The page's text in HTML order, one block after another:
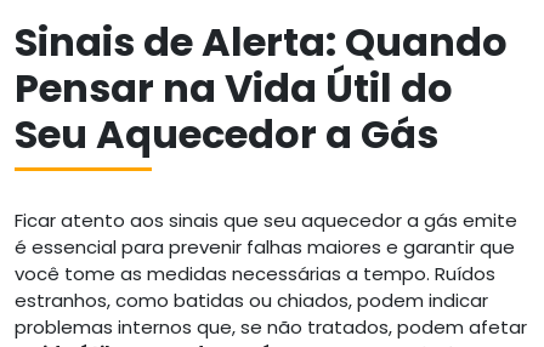
Sinais de Alerta: Quando
Pensar na Vida Útil do
Seu Aquecedor a Gás
Ficar atento aos sinais que seu aquecedor a gás emite
é essencial para prevenir falhas maiores e garantir que
você tome as medidas necessárias a tempo. Ruídos
estranhos, como batidas ou chiados, podem indicar
problemas internos que, se não tratados, podem afetar